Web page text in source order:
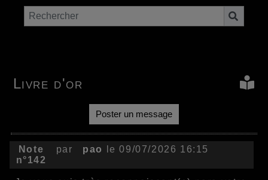
Livre d'or
Poster un message
Note
n°142
par pao le 09/07/2026 16:15